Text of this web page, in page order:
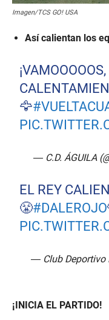
Imagen/TCS GO! USA
Así calientan los
🦅
— C.D. ÁGUILA
EL REY
😤#DALEROJO
— Club Deportivo
¡INICIA EL PARTIDO!